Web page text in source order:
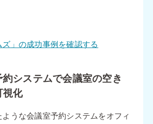
ズ」の成功事例を確認する
システムで会議室の空き
視化
うな会議室予約システムをオフィ